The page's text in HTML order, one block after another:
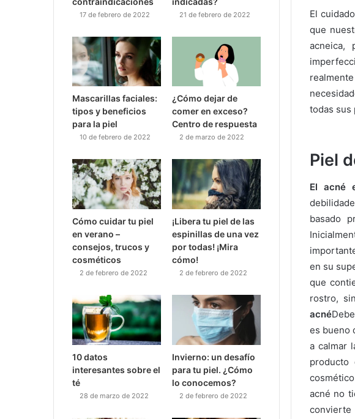
El
que
acneica,
todas sus
Piel
El acné
basado
en su
que
rostro,
acné
es bueno
a calmar
acné no
convierte
17 de febrero de 2022 21 de febrero de 2022
Mascarillas faciales:
tipos y beneficios
para la piel
10 de febrero de 2022
¿Cómo dejar de
comer en exceso?
Centro de respuesta
2 de marzo de 2022
Cómo cuidar tu piel
en verano –
consejos, trucos y
cosméticos
2 de febrero de 2022
¡Libera tu piel de las
espinillas de una vez
por todas! ¡Mira
cómo!
2 de febrero de 2022
10 datos
interesantes sobre el
té
28 de marzo de 2022
Invierno: un desafío
para tu piel. ¿Cómo
lo conocemos?
2 de febrero de 2022